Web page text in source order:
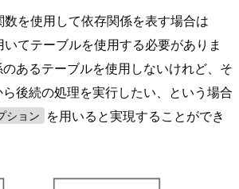
数を使用して依存関係を表す場合は
てテーブルを使用する必要がありま
あるテーブルを使用しないけれど、そ
後続の処理を実行したい、という場合
ション
を用いると実現することができ